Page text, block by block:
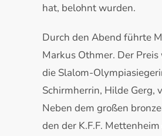
hat, belohnt wurden.
Durch den Abend führte
Markus Othmer. Der
die Slalom-
Schirmherrin, Hilde Gerg,
Neben dem großen
den der K.F.F.